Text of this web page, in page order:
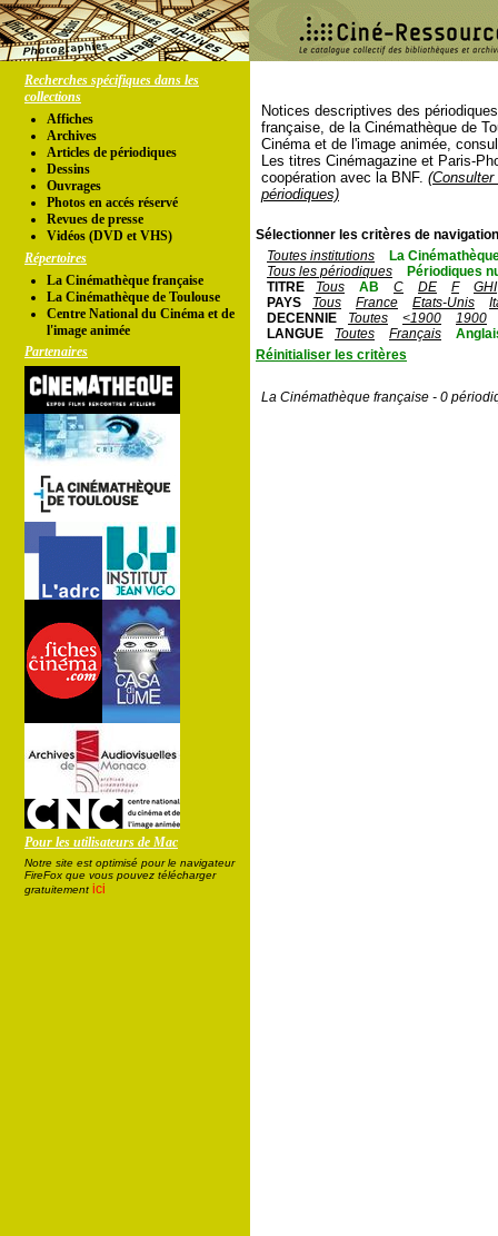
Recherches spécifiques dans les
collections
Affiches
Archives
Articles de périodiques
Dessins
Ouvrages
Photos en accés réservé
Revues de presse
Vidéos (DVD et VHS)
Répertoires
La Cinémathèque française
La Cinémathèque de Toulouse
Centre National du Cinéma et de
l'image animée
Partenaires
Pour les utilisateurs de Mac
Notre site est optimisé pour le navigateur
FireFox que vous pouvez télécharger
gratuitement ici
Notices descriptives des
française, de la Cinémathèque de
Cinéma et de l'image animée,
Les titres Cinémagazine et Paris-
coopération avec la BNF.
périodiques)
Sélectionner les critères de
Toutes institutions
La
Tous les périodiques
Périodiques
TITRE
Tous AB C DE F
GHI
PAYS
Tous France Etats-Unis
DECENNIE
Toutes <1900
1900
LANGUE
Toutes Français
Réinitialiser les critères
La Cinémathèque française - 0